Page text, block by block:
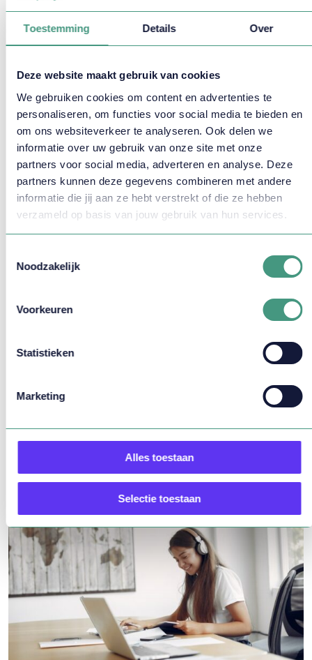
Toestemming Details Over
Deze website maakt gebruik van cookies
We gebruiken cookies om content en advertenties te
personaliseren, om functies voor social media te bieden en
om ons websiteverkeer te analyseren. Ook delen we
informatie over uw gebruik van onze site met onze
partners voor social media, adverteren en analyse. Deze
partners kunnen deze gegevens combineren met andere
informatie die jij aan ze hebt verstrekt of die ze hebben
verzameld op basis van jouw gebruik van hun services.
Noodzakelijk
Voorkeuren
Statistieken
Marketing
Alles toestaan
Selectie toestaan
voorwaarden
Meer weten?
graag verder!
bram.radstaake@lirin.nl
Bekijk ook eens